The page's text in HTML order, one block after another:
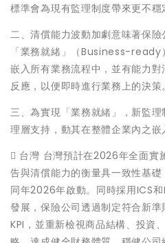
標準會為現有監理制度帶來更不穩
二、清償能力波動加劇意味著保
「業務就緒」（Business-ready
嵌入所有業務流程中，並有能力
反應，以便即時進行業務上的決策。
三、為實現「業務就緒」，新監
理層支持，動其在整體企業內之嵌
 台灣 台灣預計在2026年全面實
告與清償能力的衡量具一致性基
同年2026年啟動。同時採用ICS
發展，保險公司透過制定符合新
KPI，並重新檢視商品結構、投資